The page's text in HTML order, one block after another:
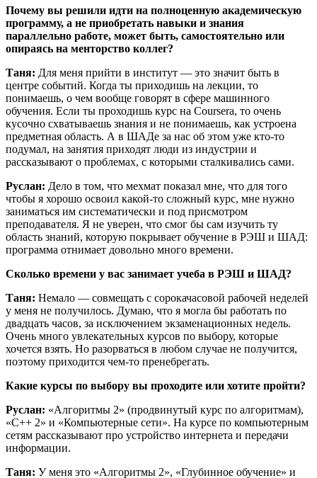
Почему вы решили идти на полноценную академическую
программу, а не приобретать навыки и знания
параллельно работе, может быть, самостоятельно или
опираясь на менторство коллег?
Таня: Для меня прийти в институт — это значит быть в
центре событий. Когда ты приходишь на лекции, то
понимаешь, о чем вообще говорят в сфере машинного
обучения. Если ты проходишь курс на Coursera, то очень
кусочно схватываешь знания и не понимаешь, как устроена
предметная область. А в ШАДе за нас об этом уже кто-то
подумал, на занятия приходят люди из индустрии и
рассказывают о проблемах, с которыми сталкивались сами.
Руслан: Дело в том, что мехмат показал мне, что для того
чтобы я хорошо освоил какой-то сложный курс, мне нужно
заниматься им систематически и под присмотром
преподавателя. Я не уверен, что смог бы сам изучить ту
область знаний, которую покрывает обучение в РЭШ и ШАД:
программа отнимает довольно много времени.
Сколько времени у вас занимает учеба в РЭШ и ШАД?
Таня: Немало — совмещать с сорокачасовой рабочей неделей
у меня не получилось. Думаю, что я могла бы работать по
двадцать часов, за исключением экзаменационных недель.
Очень много увлекательных курсов по выбору, которые
хочется взять. Но разорваться в любом случае не получится,
поэтому приходится чем-то пренебрегать.
Какие курсы по выбору вы проходите или хотите пройти?
Руслан: «Алгоритмы 2» (продвинутый курс по алгоритмам),
«С++ 2» и «Компьютерные сети». На курсе по компьютерным
сетям рассказывают про устройство интернета и передачи
информации.
Таня: У меня это «Алгоритмы 2», «Глубинное обучение» и